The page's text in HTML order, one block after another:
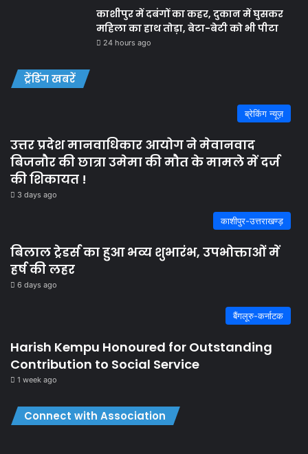
काशीपुर में दबंगों का कहर, दुकान में घुसकर
महिला का हाथ तोड़ा, बेटा-बेटी को भी पीटा
24 hours ago
ट्रेंडिंग खबरें
ब्रेकिंग न्यूज़
उत्तर प्रदेश मानवाधिकार आयोग ने मेवानवाद
बिजनौर की छात्रा उमेमा की मौत के मामले में दर्ज
की शिकायत !
3 days ago
काशीपुर-उत्तराखण्ड़
बिलाल ट्रेडर्स का हुआ भव्य शुभारंभ, उपभोक्ताओं में
हर्ष की लहर
6 days ago
बैंगलूरु-कर्नाटक
Harish Kempu Honoured for Outstanding
Contribution to Social Service
1 week ago
Connect with Association